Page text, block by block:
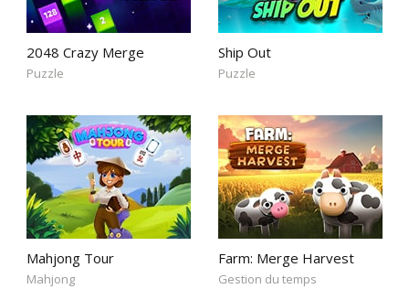
2048 Crazy Merge
Puzzle
Ship Out
Puzzle
Mahjong Tour
Mahjong
Farm: Merge Harvest
Gestion du temps